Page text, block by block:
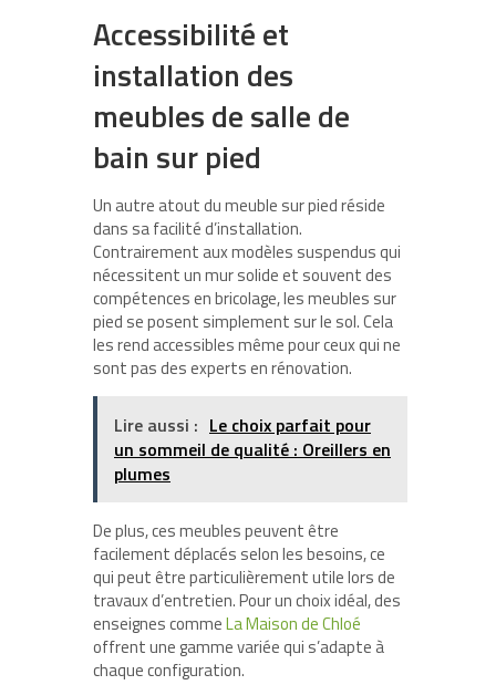
Accessibilité et
installation des
meubles de salle de
bain sur pied
Un autre atout du meuble sur pied réside
dans sa facilité d’installation.
Contrairement aux modèles suspendus qui
nécessitent un mur solide et souvent des
compétences en bricolage, les meubles sur
pied se posent simplement sur le sol. Cela
les rend accessibles même pour ceux qui ne
sont pas des experts en rénovation.
Lire aussi : Le choix parfait pour
un sommeil de qualité : Oreillers en
plumes
De plus, ces meubles peuvent être
facilement déplacés selon les besoins, ce
qui peut être particulièrement utile lors de
travaux d’entretien. Pour un choix idéal, des
enseignes commeLa Maison de Chloé
offrent une gamme variée qui s’adapte à
chaque configuration.